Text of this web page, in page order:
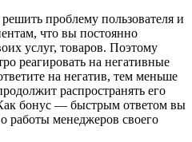
проблему пользователя и
что вы постоянно
услуг, товаров. Поэтому
реагировать на негативные
на негатив, тем меньше
распространять его
бонус — быстрым ответом вы
работы менеджеров своего